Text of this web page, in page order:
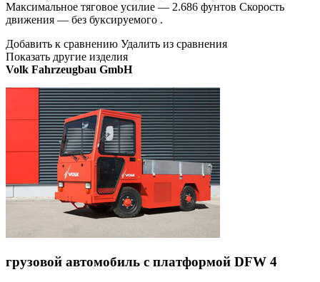
Максимальное тяговое усилие — 2.686 фунтов Скорость
движения — без буксируемого .
Добавить к сравнению Удалить из сравнения
Показать другие изделия
Volk Fahrzeugbau GmbH
грузовой автомобиль с платформой DFW 4